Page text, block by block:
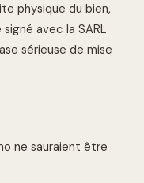
physique du bien,
avec la SARL
sérieuse de mise
ne sauraient être